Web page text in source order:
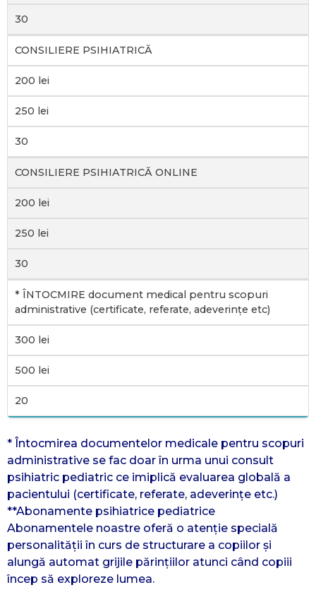
30
CONSILIERE PSIHIATRICĂ
200 lei
250 lei
30
CONSILIERE PSIHIATRICĂ ONLINE
200 lei
250 lei
30
* ÎNTOCMIRE document medical pentru scopuri
administrative (certificate, referate, adeverințe etc)
300 lei
500 lei
20
* Întocmirea documentelor medicale pentru scopuri
administrative se fac doar în urma unui consult
psihiatric pediatric ce imiplică evaluarea globală a
pacientului (certificate, referate, adeverințe etc.)
**Abonamente psihiatrice pediatrice
Abonamentele noastre oferă o atenție specială
personalității în curs de structurare a copiilor și
alungă automat grijile părințiilor atunci când copiii
încep să exploreze lumea.